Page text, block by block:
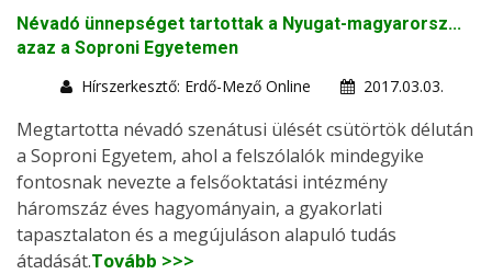
Névadó ünnepséget tartottak a Nyugat-magyarorsz...
azaz a Soproni Egyetemen
Hírszerkesztő: Erdő-Mező Online
2017.03.03.
Megtartotta névadó szenátusi ülését csütörtök délután
a Soproni Egyetem, ahol a felszólalók mindegyike
fontosnak nevezte a felsőoktatási intézmény
háromszáz éves hagyományain, a gyakorlati
tapasztalaton és a megújuláson alapuló tudás
átadását.Tovább >>>